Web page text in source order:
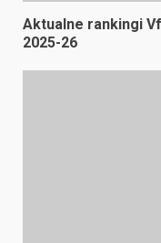
Aktualne rankingi
2025-26